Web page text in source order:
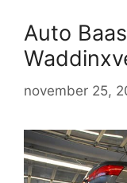
Auto
november 25,